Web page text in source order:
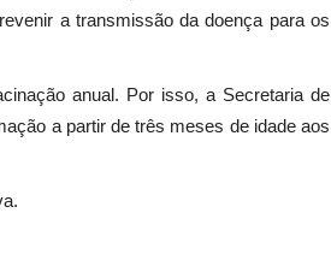
a transmissão da doença para os
anual. Por isso, a Secretaria de
a partir de três meses de idade aos